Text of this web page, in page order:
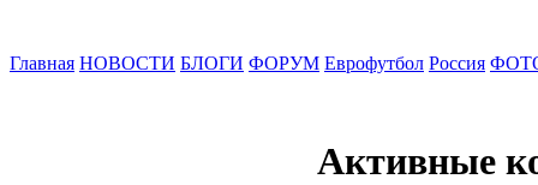
Главная НОВОСТИ БЛОГИ ФОРУМ Еврофутбол Россия
Активные